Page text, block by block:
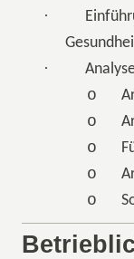
·
·
o
o
o
o
o